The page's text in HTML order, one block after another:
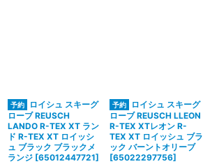
ロイシュ スキーグ
ローブ REUSCH
LANDO R-TEX XT ラン
ド R-TEX XT ロイッシ
ュ ブラック ブラックメ
ランジ [65012447721]
ロイシュ スキーグ
ローブ REUSCH LLEON
R-TEX XTレオン R-
TEX XT ロイッシュ ブラ
ック バーントオリーブ
[65022297756]